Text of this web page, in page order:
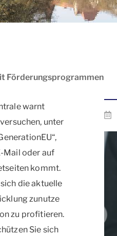
Förderungsprogrammen
warnt
unter
Mail oder auf
kommt.
die aktuelle
zunutze
zu profitieren.
Sie sich